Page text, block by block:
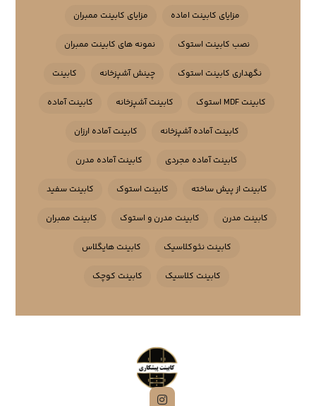
مزایای کابینت اماده مزایای کابینت ممبران
نصب کابینت استوک نمونه های کابینت ممبران
نگهداری کابینت استوک چینش آشپزخانه کابینت
کابینت MDF استوک کابینت آشپزخانه کابینت آماده
کابینت آماده آشپزخانه کابینت آماده ارزان
کابینت آماده مجردی کابینت آماده مدرن
کابینت از پیش ساخته کابینت استوک کابینت سفید
کابینت مدرن کابینت مدرن و استوک کابینت ممبران
کابینت نئوکلاسیک کابینت هایگلاس
کابینت کلاسیک کابینت کوچک